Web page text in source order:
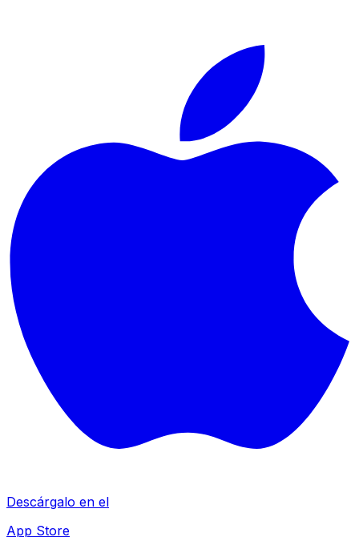
Descárgalo en el
App Store